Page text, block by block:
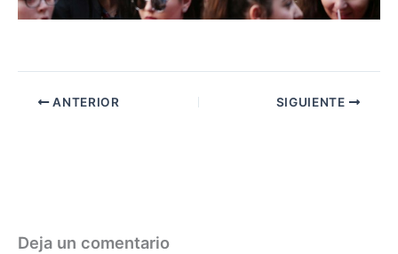
ANTERIOR SIGUIENTE
Deja un comentario